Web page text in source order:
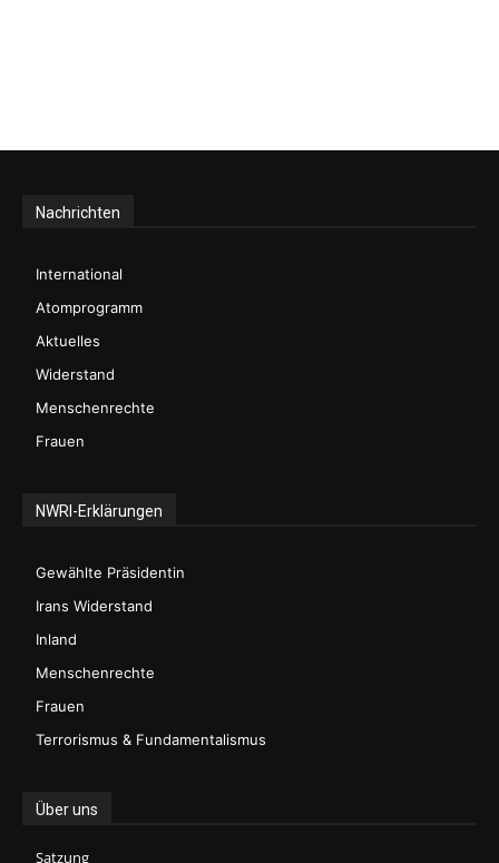
Nachrichten
International
Atomprogramm
Aktuelles
Widerstand
Menschenrechte
Frauen
NWRI-Erklärungen
Gewählte Präsidentin
Irans Widerstand
Inland
Menschenrechte
Frauen
Terrorismus & Fundamentalismus
Über uns
Satzung